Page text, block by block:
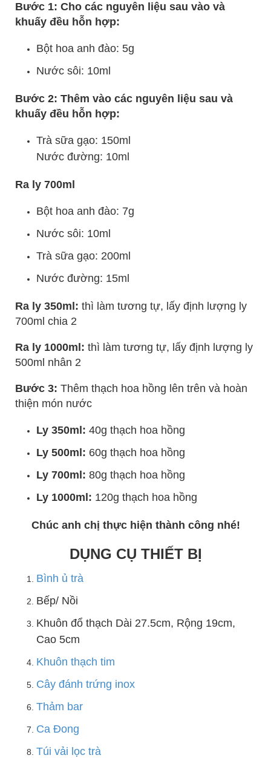
Bước 1: Cho các nguyên liệu sau vào và
khuấy đều hỗn hợp:
Bột hoa anh đào: 5g
Nước sôi: 10ml
Bước 2: Thêm vào các nguyên liệu sau và
khuấy đều hỗn hợp:
Trà sữa gạo: 150ml
Nước đường: 10ml
Ra ly 700ml
Bột hoa anh đào: 7g
Nước sôi: 10ml
Trà sữa gạo: 200ml
Nước đường: 15ml
Ra ly 350ml: thì làm tương tự, lấy định lượng ly
700ml chia 2
Ra ly 1000ml: thì làm tương tự, lấy định lượng ly
500ml nhân 2
Bước 3: Thêm thạch hoa hồng lên trên và hoàn
thiện món nước
Ly 350ml: 40g thạch hoa hồng
Ly 500ml: 60g thạch hoa hồng
Ly 700ml: 80g thạch hoa hồng
Ly 1000ml: 120g thạch hoa hồng
Chúc anh chị thực hiện thành công nhé!
DỤNG CỤ THIẾT BỊ
Bình ủ trà
Bếp/ Nồi
Khuôn đổ thạch Dài 27.5cm, Rộng 19cm,
Cao 5cm
Khuôn thạch tim
Cây đánh trứng inox
Thảm bar
Ca Đong
Túi vải lọc trà